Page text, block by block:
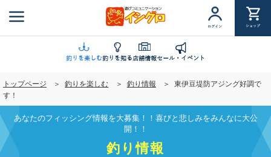
ン
ツ
移
動
ログイン ショップ
釣りを楽しむ釣りを知る店舗情報セール・イベント
トップページ 釣りを楽しむ 釣り情報
東伊豆堤防アジング好調で
す！
あなたのフィッシング情報を大募集！！喜びと悲しみをみんなに大公
開！！
釣り情報